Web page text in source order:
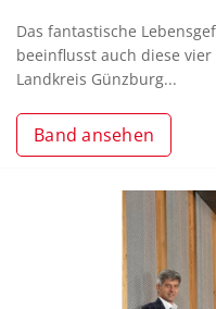
Das fantastische
beeinflusst auch diese
Landkreis Günzburg...
Band ansehen